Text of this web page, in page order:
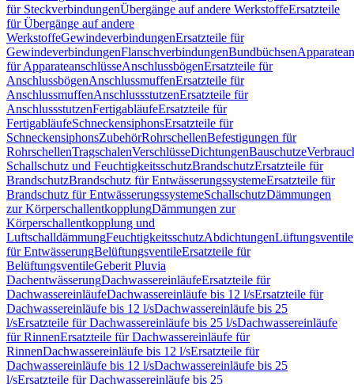
für SteckverbindungenÜbergänge auf andere WerkstoffeErsatzteile
für Übergänge auf andere
WerkstoffeGewindeverbindungenErsatzteile für
GewindeverbindungenFlanschverbindungenBundbüchsen
für ApparateanschlüsseAnschlussbögenErsatzteile für
AnschlussbögenAnschlussmuffenErsatzteile für
AnschlussmuffenAnschlussstutzenErsatzteile für
AnschlussstutzenFertigabläufeErsatzteile für
FertigabläufeSchneckensiphonsErsatzteile für
SchneckensiphonsZubehörRohrschellenBefestigungen für
RohrschellenTragschalenVerschlüsseDichtungenBauschutze
Schallschutz und FeuchtigkeitsschutzBrandschutzErsatzteile für
BrandschutzBrandschutz für EntwässerungssystemeErsatzteile für
Brandschutz für EntwässerungssystemeSchallschutzDämmungen
zur KörperschallentkopplungDämmungen zur
Körperschallentkopplung und
LuftschalldämmungFeuchtigkeitsschutzAbdichtungenLüftungsventile
für EntwässerungBelüftungsventileErsatzteile für
BelüftungsventileGeberit Pluvia
DachentwässerungDachwassereinläufeErsatzteile für
DachwassereinläufeDachwassereinläufe bis 12 l/sErsatzteile für
Dachwassereinläufe bis 12 l/sDachwassereinläufe bis 25
l/sErsatzteile für Dachwassereinläufe bis 25 l/sDachwassereinläufe
für RinnenErsatzteile für Dachwassereinläufe für
RinnenDachwassereinläufe bis 12 l/sErsatzteile für
Dachwassereinläufe bis 12 l/sDachwassereinläufe bis 25
l/sErsatzteile für Dachwassereinläufe bis 25